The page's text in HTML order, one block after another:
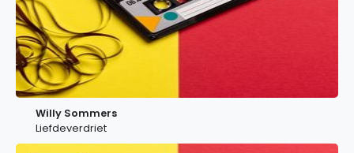
Willy Sommers
Liefdeverdriet